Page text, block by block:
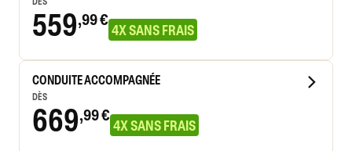
559,99 €
4X SANS FRAIS
CONDUITE ACCOMPAGNÉE
DÈS
669,99 €
4X SANS FRAIS